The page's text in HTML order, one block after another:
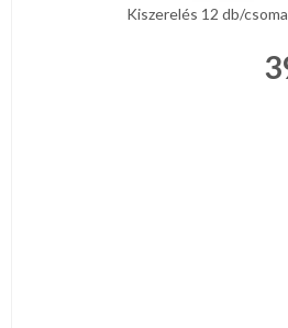
Kiszerelés 12 db/